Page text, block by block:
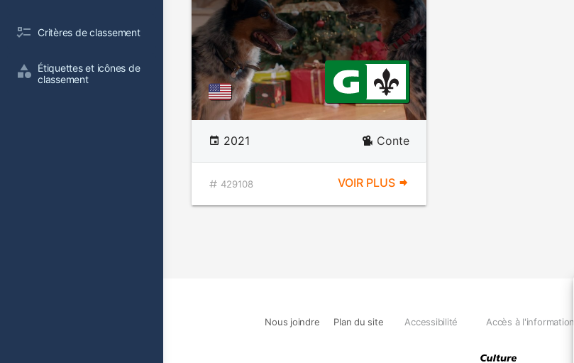
Critères de classement
Étiquettes et icônes de
classement
2021 Conte
429108 VOIR PLUS
Nous joindre Plan du site Accessibilité Accès à l'information